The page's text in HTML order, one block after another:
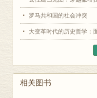
罗马共和国的社会冲突
大变革时代的历史哲学：
相关图书